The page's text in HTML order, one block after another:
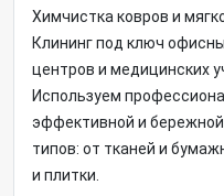
Химчистка ковров и
Клининг под ключ
центров и медицинских
Используем
эффективной и
типов: от тканей и
и плитки.